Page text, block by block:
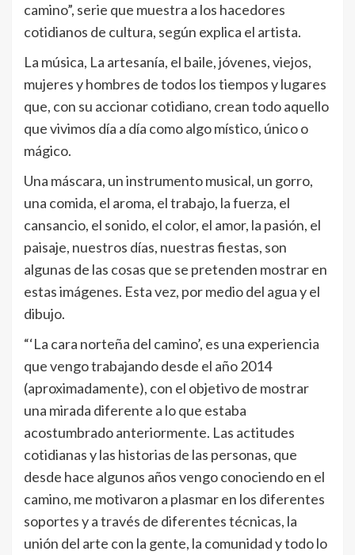
camino”, serie que muestra a los hacedores
cotidianos de cultura, según explica el artista.
La música, La artesanía, el baile, jóvenes, viejos,
mujeres y hombres de todos los tiempos y lugares
que, con su accionar cotidiano, crean todo aquello
que vivimos día a día como algo místico, único o
mágico.
Una máscara, un instrumento musical, un gorro,
una comida, el aroma, el trabajo, la fuerza, el
cansancio, el sonido, el color, el amor, la pasión, el
paisaje, nuestros días, nuestras fiestas, son
algunas de las cosas que se pretenden mostrar en
estas imágenes. Esta vez, por medio del agua y el
dibujo.
“‘La cara norteña del camino’, es una experiencia
que vengo trabajando desde el año 2014
(aproximadamente), con el objetivo de mostrar
una mirada diferente a lo que estaba
acostumbrado anteriormente. Las actitudes
cotidianas y las historias de las personas, que
desde hace algunos años vengo conociendo en el
camino, me motivaron a plasmar en los diferentes
soportes y a través de diferentes técnicas, la
unión del arte con la gente, la comunidad y todo lo